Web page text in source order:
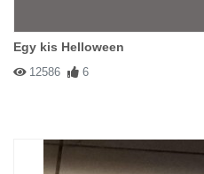
Egy kis Helloween
12586 6